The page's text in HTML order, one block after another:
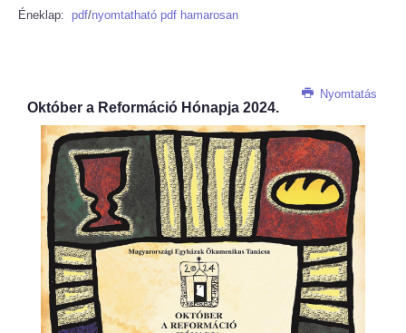
Éneklap: pdf/nyomtatható pdf hamarosan
Nyomtatás
Október a Reformáció Hónapja 2024.